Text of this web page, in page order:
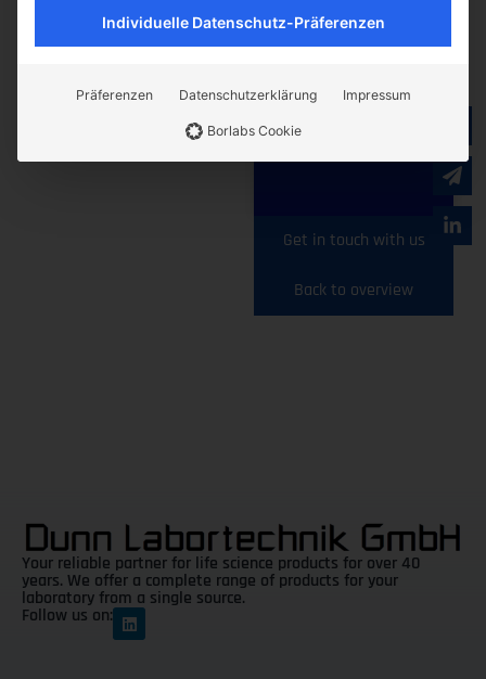
Contact
Person
Get in touch with us
Back to overview
Similar products
Your reliable partner for life science products for over 40
years. We offer a complete range of products for your
laboratory from a single source.
Follow us on:
Individuelle Datenschutz-Präferenzen
Präferenzen Datenschutzerklärung Impressum
Borlabs Cookie